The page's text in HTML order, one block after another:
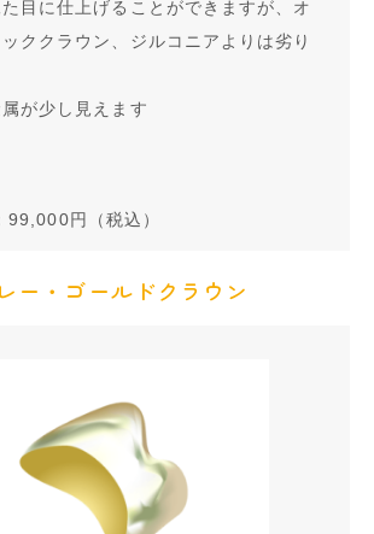
目に仕上げることができますが、オ
ククラウン、ジルコニアよりは劣り
が少し見えます
99,000円（税込）
ー・ゴールドクラウン